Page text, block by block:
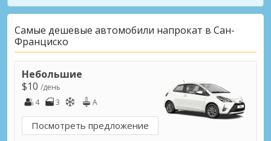
Самые дешевые автомобили напрокат в Сан-
Франциско
Небольшие
$10 /день
4
3 A
Посмотреть предложение